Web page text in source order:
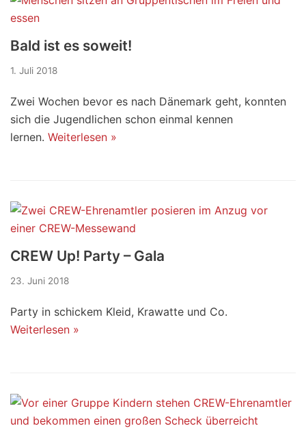
Bald ist es soweit!
1. Juli 2018
Zwei Wochen bevor es nach Dänemark geht, konnten
sich die Jugendlichen schon einmal kennen
lernen. Weiterlesen »
CREW Up! Party – Gala
23. Juni 2018
Party in schickem Kleid, Krawatte und Co.
Weiterlesen »